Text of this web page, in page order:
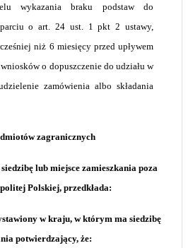
wykazania braku podstaw do
o art. 24 ust. 1 pkt 2 ustawy,
niż 6 miesięcy przed upływem
o dopuszczenie do udziału w
zamówienia albo składania
zagranicznych
lub miejsce zamieszkania poza
Polskiej, przedkłada:
w kraju, w którym ma siedzibę
potwierdzający, że: